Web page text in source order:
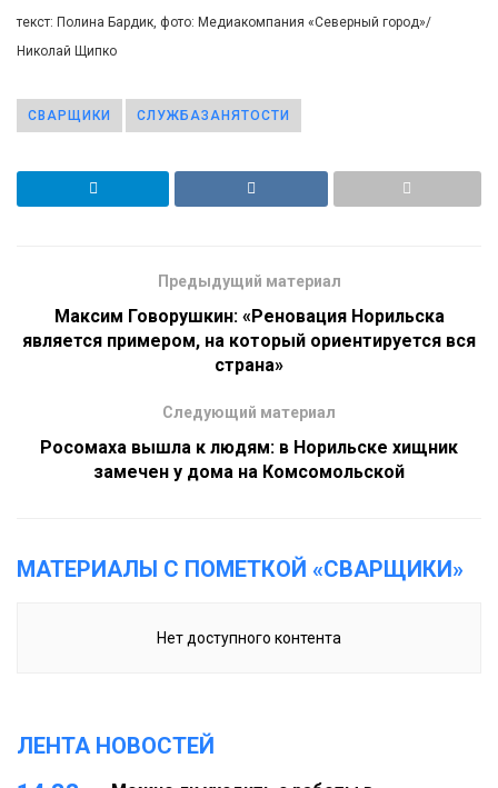
текст: Полина Бардик, фото: Медиакомпания «Северный город»/
Николай Щипко
СВАРЩИКИ СЛУЖБАЗАНЯТОСТИ
Предыдущий материал
Максим Говорушкин: «Реновация Норильска
является примером, на который ориентируется вся
страна»
Следующий материал
Росомаха вышла к людям: в Норильске хищник
замечен у дома на Комсомольской
МАТЕРИАЛЫ С ПОМЕТКОЙ «СВАРЩИКИ»
Нет доступного контента
ЛЕНТА НОВОСТЕЙ